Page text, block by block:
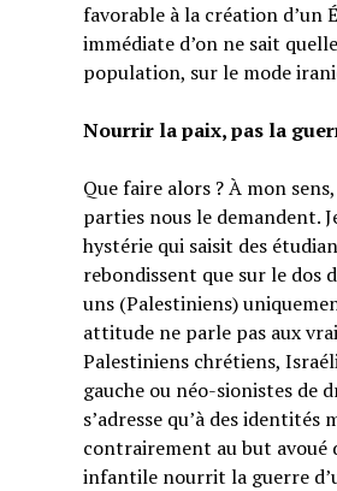
favorable à la création d’un
immédiate d’on ne sait
population, sur le mode
Nourrir la paix, pas la
Que faire alors ? À mon
parties nous le demandent.
hystérie qui saisit des
rebondissent que sur le dos
uns (Palestiniens)
attitude ne parle pas aux
Palestiniens chrétiens,
gauche ou néo-sionistes de
s’adresse qu’à des
contrairement au but avoué
infantile nourrit la guerre